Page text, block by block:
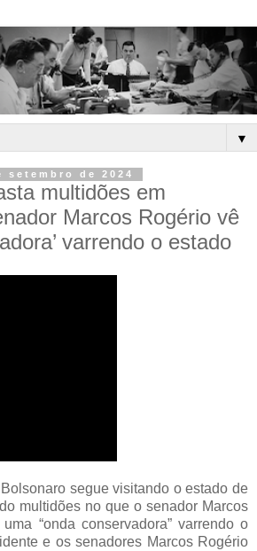
▼
de 2024
multidões em
Marcos Rogério vê
varrendo o estado
segue visitando o estado de
multidões no que o senador Marcos
“onda conservadora” varrendo o
e os senadores Marcos Rogério